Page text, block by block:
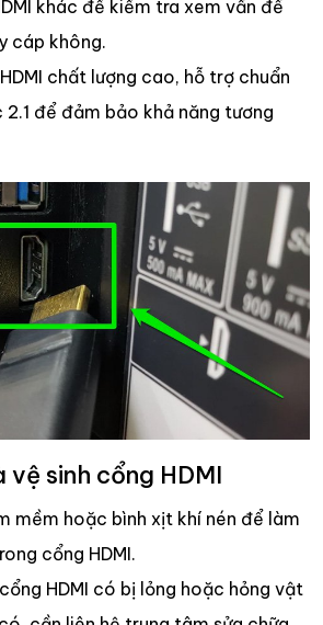
khác để kiểm tra xem vấn đề
cáp không.
chất lượng cao, hỗ trợ chuẩn
2.1 để đảm bảo khả năng tương
vệ sinh cổng HDMI
mềm hoặc bình xịt khí nén để làm
cổng HDMI.
HDMI có bị lỏng hoặc hỏng vật